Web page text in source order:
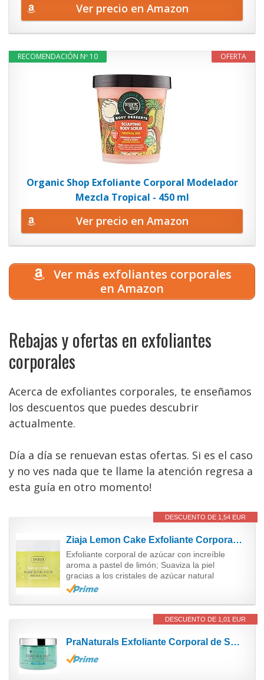
Ver precio en Amazon
OFERTA
RECOMENDACIÓN Nº 10
Organic Shop Exfoliante Corporal Modelador
Mezcla Tropical - 450 ml
Ver precio en Amazon
Ver más exfoliantes corporales
en Amazon
Rebajas y ofertas en exfoliantes
corporales
Acerca de exfoliantes corporales, te enseñamos
los descuentos que puedes descubrir
actualmente.
Día a día se renuevan estas ofertas. Si es el caso
y no ves nada que te llame la atención regresa a
esta guía en otro momento!
DESCUENTO DE 1,54 EUR
Ziaja Lemon Cake Exfoliante Corporal De Azúcar, color Amarillo, 300 ml
Exfoliante corporal de azúcar con increíble
aroma a pastel de limón; Suaviza la piel
gracias a los cristales de azúcar natural
DESCUENTO DE 1,01 EUR
PraNaturals Exfoliante Corporal de Sal del Mar Muerto Enriquecido con Aroma de Mango y Kiwi 500g...